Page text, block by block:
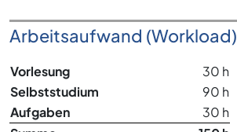
Arbeitsaufwand (Workload)
Vorlesung
30 h
Selbststudium
90 h
Aufgaben
30 h